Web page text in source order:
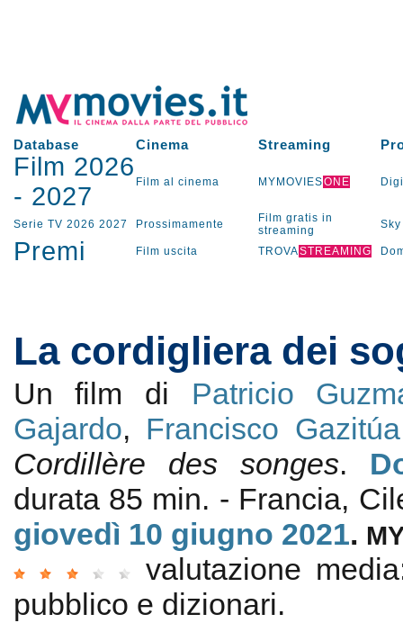
Database Cinema Streaming
Film 2026
- 2027 Film al cinema MYMOVIESONE
Serie TV 2026 2027 Prossimamente
Film gratis in
streaming
Sky
Premi Film uscita TROVASTREAMING
La cordigliera dei
Un film di Patricio
Gajardo, Francisco Gazitúa
Cordillère des songes.
durata 85 min. - Francia,
giovedì 10 giugno 2021.
valutazione
pubblico e dizionari.